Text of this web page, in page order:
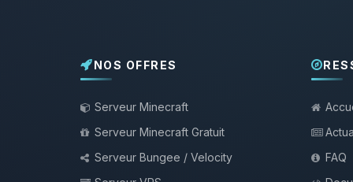
NOS OFFRES
Serveur Minecraft
Serveur Minecraft Gratuit
Serveur Bungee / Velocity
FAQ